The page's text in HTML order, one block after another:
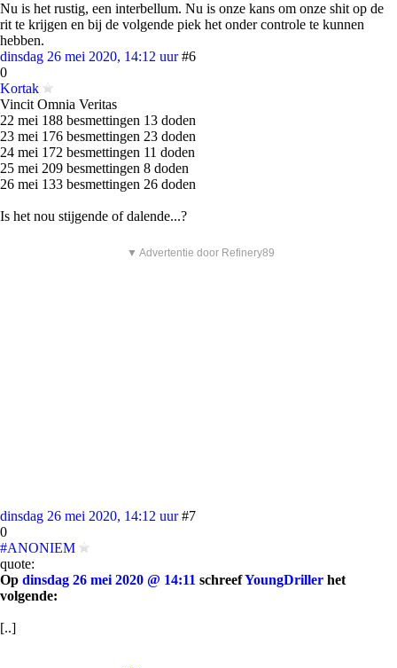
Nu is het rustig, een interbellum. Nu is onze kans om onze shit op de
rit te krijgen en bij de volgende piek het onder controle te kunnen
hebben.
dinsdag 26 mei 2020, 14:12 uur #6
0
Kortak
Vincit Omnia Veritas
22 mei 188 besmettingen 13 doden
23 mei 176 besmettingen 23 doden
24 mei 172 besmettingen 11 doden
25 mei 209 besmettingen 8 doden
26 mei 133 besmettingen 26 doden
Is het nou stijgende of dalende...?
▼ Advertentie door Refinery89
dinsdag 26 mei 2020, 14:12 uur #7
0
#ANONIEM
quote:
Op dinsdag 26 mei 2020 @ 14:11 schreefYoungDriller het
volgende:
[..]